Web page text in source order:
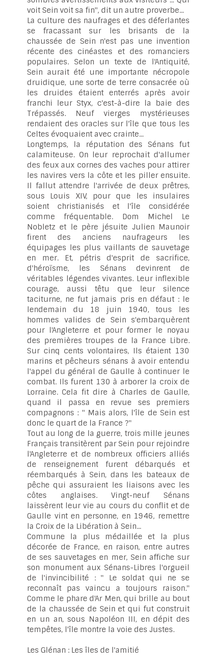
voit Sein voit sa fin", dit un autre proverbe...
La culture des naufrages et des déferlantes
se fracassant sur les brisants de la
chaussée de Sein n'est pas une invention
récente des cinéastes et des romanciers
populaires. Selon un texte de l'Antiquité,
Sein aurait été une importante nécropole
druidique, une sorte de terre consacrée où
les druides étaient enterrés après avoir
franchi leur Styx, c'est-à-dire la baie des
Trépassés. Neuf vierges mystérieuses
rendaient des oracles sur l'île que tous les
Celtes évoquaient avec crainte...
Longtemps, la réputation des Sénans fut
calamiteuse. On leur reprochait d'allumer
des feux aux cornes des vaches pour attirer
les navires vers la côte et les piller ensuite.
Il fallut attendre l'arrivée de deux prêtres,
sous Louis XIV, pour que les insulaires
soient christianisés et l'île considérée
comme fréquentable. Dom Michel Le
Nobletz et le père jésuite Julien Maunoir
firent des anciens naufrageurs les
équipages les plus vaillants de sauvetage
en mer. Et, pétris d'esprit de sacrifice,
d'héroïsme, les Sénans devinrent de
véritables légendes vivantes. Leur inflexible
courage, aussi têtu que leur silence
taciturne, ne fut jamais pris en défaut : le
lendemain du 18 juin 1940, tous les
hommes valides de Sein s'embarquèrent
pour l'Angleterre et pour former le noyau
des premières troupes de la France Libre.
Sur cinq cents volontaires, Ils étaient 130
marins et pêcheurs sénans à avoir entendu
l'appel du général de Gaulle à continuer le
combat. Ils furent 130 à arborer la croix de
Lorraine. Cela fit dire à Charles de Gaulle,
quand il passa en revue ses premiers
compagnons : " Mais alors, l'île de Sein est
donc le quart de la France ?"
Tout au long de la guerre, trois mille jeunes
Français transitèrent par Sein pour rejoindre
l'Angleterre et de nombreux officiers alliés
de renseignement furent débarqués et
réembarqués à Sein, dans les bateaux de
pêche qui assuraient les liaisons avec les
côtes anglaises. Vingt-neuf Sénans
laissèrent leur vie au cours du conflit et de
Gaulle vint en personne, en 1946, remettre
la Croix de la Libération à Sein...
Commune la plus médaillée et la plus
décorée de France, en raison, entre autres
de ses sauvetages en mer, Sein affiche sur
son monument aux Sénans-Libres l'orgueil
de l'invincibilité : " Le soldat qui ne se
reconnaît pas vaincu a toujours raison."
Comme le phare d'Ar Men, qui brille au bout
de la chaussée de Sein et qui fut construit
en un an, sous Napoléon III, en dépit des
tempêtes, l'île montre la voie des Justes.
Les Glénan : Les îles de l'amitié